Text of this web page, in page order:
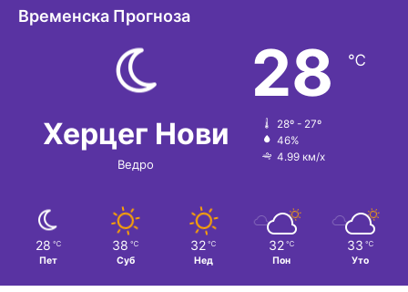
тВременска Прогноза
Херцег Нови
Ведро
28 ℃
28º - 27º
46%
4.99 км/х
28 ℃
Пет
38 ℃
Суб
32 ℃
Нед
32 ℃
Пон
33 ℃
Уто